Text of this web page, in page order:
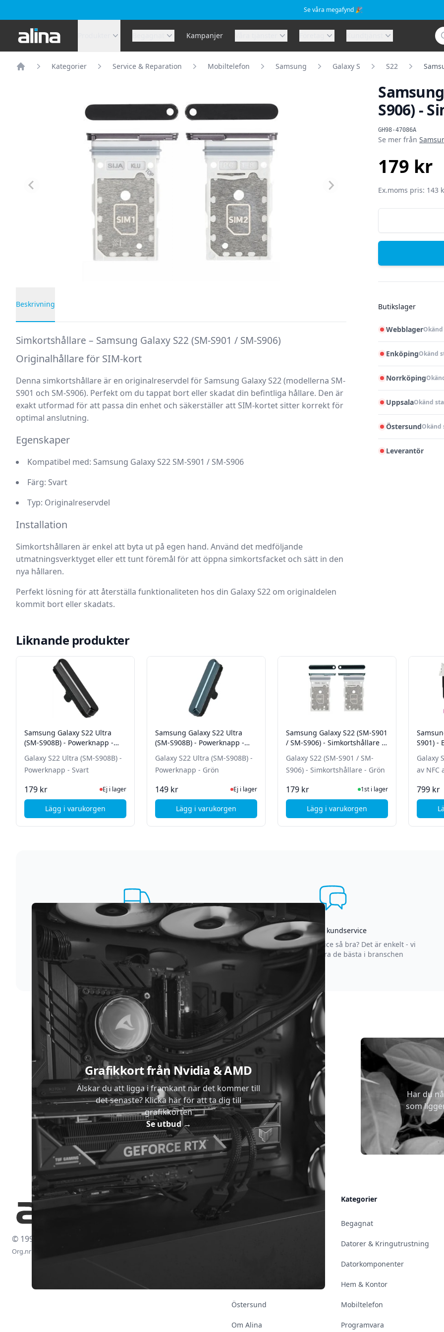
Se våra megafynd 🎉
Alina.se Kampanjer
Kategorier Service & Reparation Mobiltelefon Samsung Galaxy S S22
S906) -
GH98-47086A
Se mer från
179 kr
Ex.moms pris: 143
Butikslager
Webblager
EnköpingOkänd
Norrköping
UppsalaOkänd
ÖstersundOkänd
Leverantör
Beskrivning
Simkortshållare – Samsung Galaxy S22 (SM-S901 / SM-S906)
Originalhållare för SIM-kort
Denna simkortshållareär en originalreservdel för Samsung Galaxy S22(modellerna SM-
S901 och SM-S906). Perfekt om du tappat bort eller skadat din befintliga hållare. Den är
exakt utformad för att passa din enhet och säkerställer att SIM-kortet sitter korrekt för
optimal anslutning.
Egenskaper
Kompatibel med: Samsung Galaxy S22 SM-S901 / SM-S906
Färg: Svart
Typ: Originalreservdel
Installation
Simkortshållaren är enkel att byta ut på egen hand. Använd det medföljande
utmatningsverktyget eller ett tunt föremål för att öppna simkortsfacket och sätt in den
nya hållaren.
Perfekt lösning för att återställa funktionaliteten hos din Galaxy S22 om originaldelen
kommit bort eller skadats.
Liknande produkter
Samsung Galaxy S22 Ultra
(SM-S908B) - Powerknapp -
Galaxy S22 Ultra (SM-S908B) -
Powerknapp - Svart
179 kr Ej i lager, besök produktsidan för senaste status
Ej i lager
Lägg i varukorgen, Samsung Galaxy S22 Ultra (SM-S908B) - Powerknapp - Svart
Samsung Galaxy S22 Ultra
(SM-S908B) - Powerknapp -
Galaxy S22 Ultra (SM-S908B) -
Powerknapp - Grön
149 kr Ej i lager, besök produktsidan för senaste status
Ej i lager
Lägg i varukorgen, Samsung Galaxy S22 Ultra (SM-S908B) - Powerknapp - Grön
Samsung Galaxy S22 (SM-S901
/ SM-S906) - Simkortshållare -
Galaxy S22 (SM-S901 / SM-
S906) - Simkortshållare - Grön
179 kr I Lager1st i lager
Lägg i varukorgen, Samsung Galaxy S22 (SM-
S901) -
Galaxy
av NFC
799 kr
Supersnabb leverans
Vi förstår att du inte vill vänta. Därför packar och
skickar vi dina varor med blixtens hastighet
Asgrym kundservice
Varför är vår kundservice så bra? Det är enkelt - vi
strävar efter att vara de bästa i branschen
Grafikkort från Nvidia & AMD
Älskar du att ligga i framkant när det kommer till
det senaste? Klicka här för att ta dig till
grafikkorten
Se utbud→
Har du
som
© 1997-2026
Org.nr: 556438-4260
Kontakt & Öppettider
Östersund
Om Alina
Kategorier
Begagnat
Datorer & Kringutrustning
Datorkomponenter
Hem & Kontor
Mobiltelefon
Programvara